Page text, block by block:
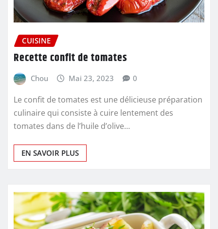
CUISINE
Recette confit de tomates
Chou Mai 23, 2023 0
Le confit de tomates est une délicieuse préparation
culinaire qui consiste à cuire lentement des
tomates dans de l’huile d’olive…
EN SAVOIR PLUS